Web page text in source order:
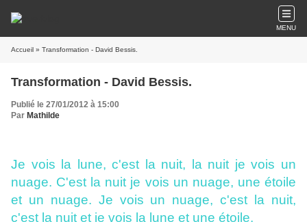
MENU
Accueil » Transformation - David Bessis.
Transformation - David Bessis.
Publié le 27/01/2012 à 15:00
Par Mathilde
Je vois la lune, c'est la nuit, la nuit je vois un
nuage. C'est la nuit je vois un nuage, une étoile
et un nuage. Je vois un nuage, c'est la nuit,
c'est la nuit et je vois la lune et une étoile.